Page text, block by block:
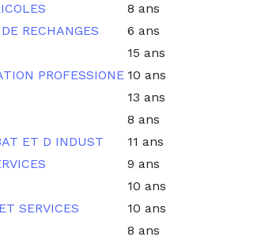
8 ans
RECHANGES
6 ans
15 ans
PROFESSIONE 10 ans
13 ans
8 ans
ET D INDUST
11 ans
9 ans
10 ans
SERVICES
10 ans
8 ans